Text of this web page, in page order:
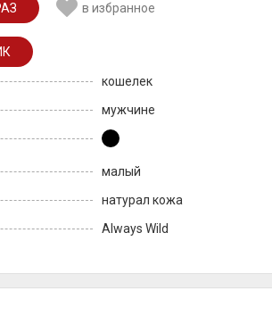
в избранное
кошелек
мужчине
малый
натурал кожа
Always Wild